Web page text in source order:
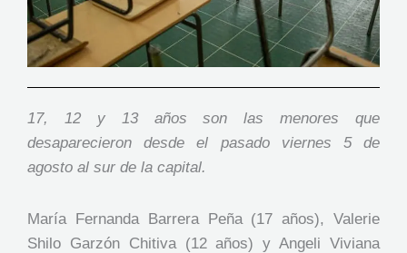
17, 12 y 13 años son las menores que
desaparecieron desde el pasado viernes 5 de
agosto al sur de la capital.
María Fernanda Barrera Peña (17 años), Valerie
Shilo Garzón Chitiva (12 años) y Angeli Viviana